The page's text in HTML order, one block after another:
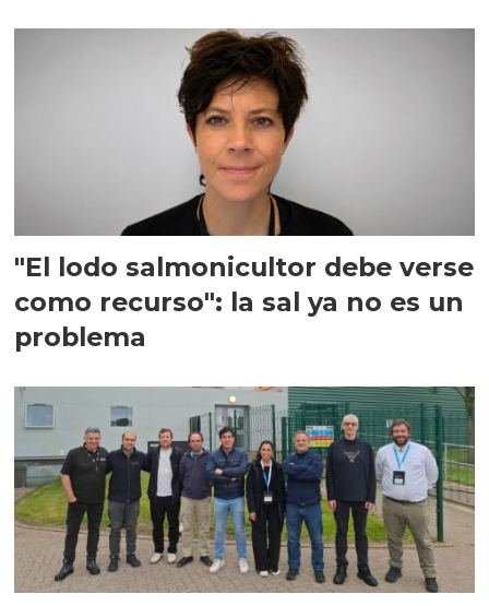
"El lodo salmonicultor debe verse
como recurso": la sal ya no es un
problema